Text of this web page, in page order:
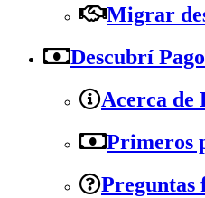
Migrar
Descubrí
Acerca de
Primeros
Preguntas